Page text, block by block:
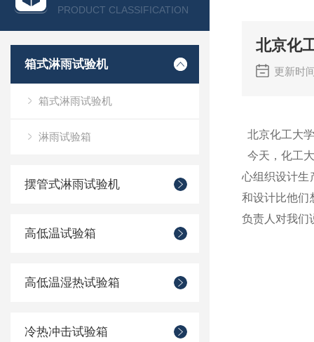
PRODUCT CLASSIFICATION
箱式淋雨试验机
箱式淋雨试验机
淋雨试验箱
摆管式淋雨试验机
高低温试验箱
高低温湿热试验箱
冷热冲击试验箱
北京化
更新时
北京化工大
今天，化工
心组织设计生
和设计比他们
负责人对我们